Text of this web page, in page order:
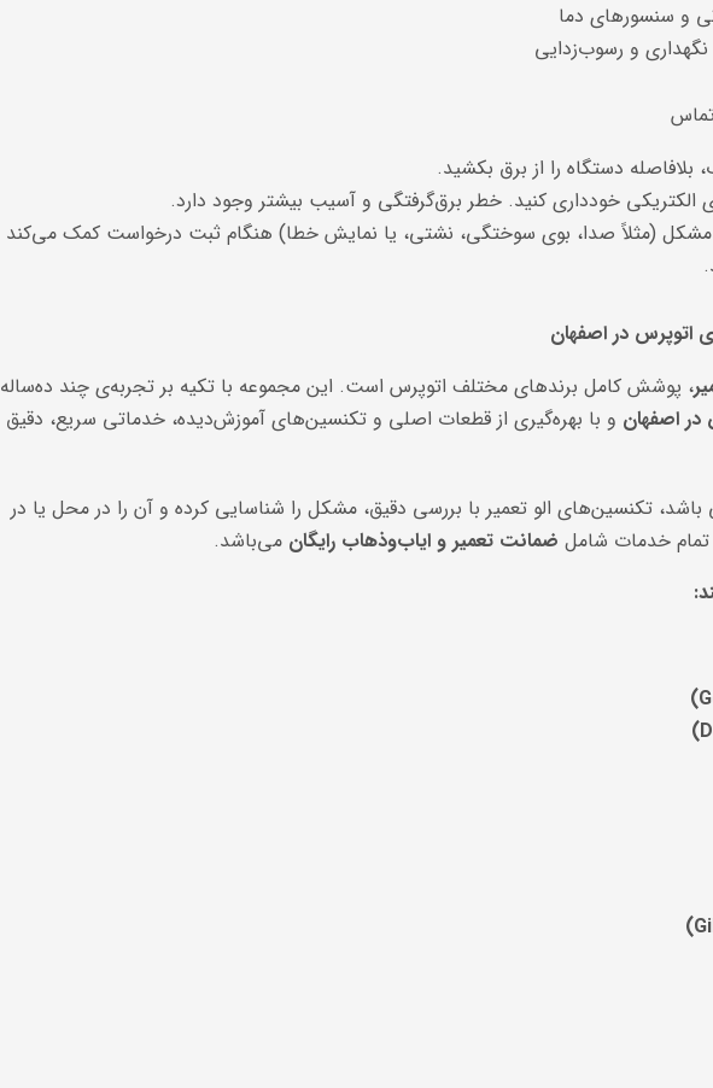
و سنسورهای دما
و رسوب‌زدایی
دستگاه را از برق بکشید.
الکتریکی خودداری کنید. خطر برق‌گرفتگی و آسیب بیشتر وجود دارد.
مشکل (مثلاً صدا، بوی سوختگی، نشتی، یا نمایش خطا) هنگام ثبت درخواست کمک می‌کند
اتوپرس در اصفهان
، پوشش کامل برندهای مختلف اتوپرس است. این مجموعه با تکیه بر تجربه‌ی چند ده‌ساله
اصفهان و با بهره‌گیری از قطعات اصلی و تکنسین‌های آموزش‌دیده، خدماتی سریع، دقیق
باشد، تکنسین‌های الو تعمیر با بررسی دقیق، مشکل را شناسایی کرده و آن را در محل یا در
تمام خدمات شامل ضمانت تعمیر و ایاب‌وذهاب رایگان می‌باشد.
: